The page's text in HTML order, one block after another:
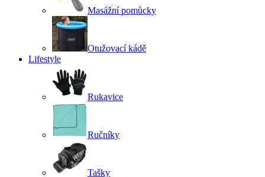
Masážní pomůcky
Otužovací kádě
Lifestyle
Rukavice
Ručníky
Tašky